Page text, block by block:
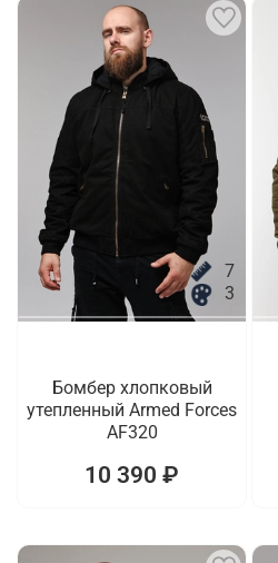
7
3
Бомбер хлопковый
утепленный Armed Forces
AF320
10 390 ₽